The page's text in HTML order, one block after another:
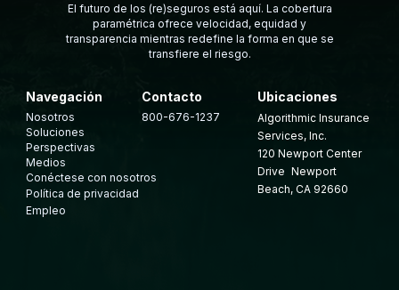
El futuro de los (re)seguros está aquí. La cobertura
paramétrica ofrece velocidad, equidad y
transparencia mientras redefine la forma en que se
transfiere el riesgo.
Navegación
Nosotros
Soluciones
Perspectivas
Medios
Conéctese con nosotros
Política de privacidad
Empleo
Contacto
800-676-1237
Ubicaciones
Algorithmic Insurance
Services, Inc.
120 Newport Center
Drive Newport
Beach, CA 92660